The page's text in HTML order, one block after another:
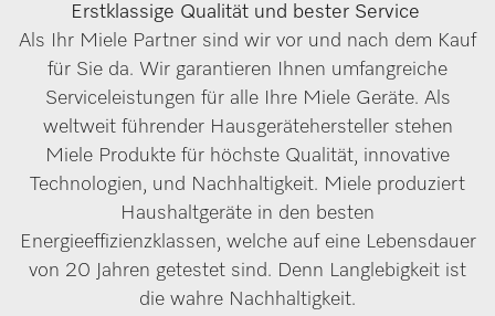
Erstklassige Qualität und bester Service
Als Ihr Miele Partner sind wir vor und nach dem Kauf
für Sie da. Wir garantieren Ihnen umfangreiche
Serviceleistungen für alle Ihre Miele Geräte. Als
weltweit führender Hausgerätehersteller stehen
Miele Produkte für höchste Qualität, innovative
Technologien, und Nachhaltigkeit. Miele produziert
Haushaltgeräte in den besten
Energieeffizienzklassen, welche auf eine Lebensdauer
von 20 Jahren getestet sind. Denn Langlebigkeit ist
die wahre Nachhaltigkeit.